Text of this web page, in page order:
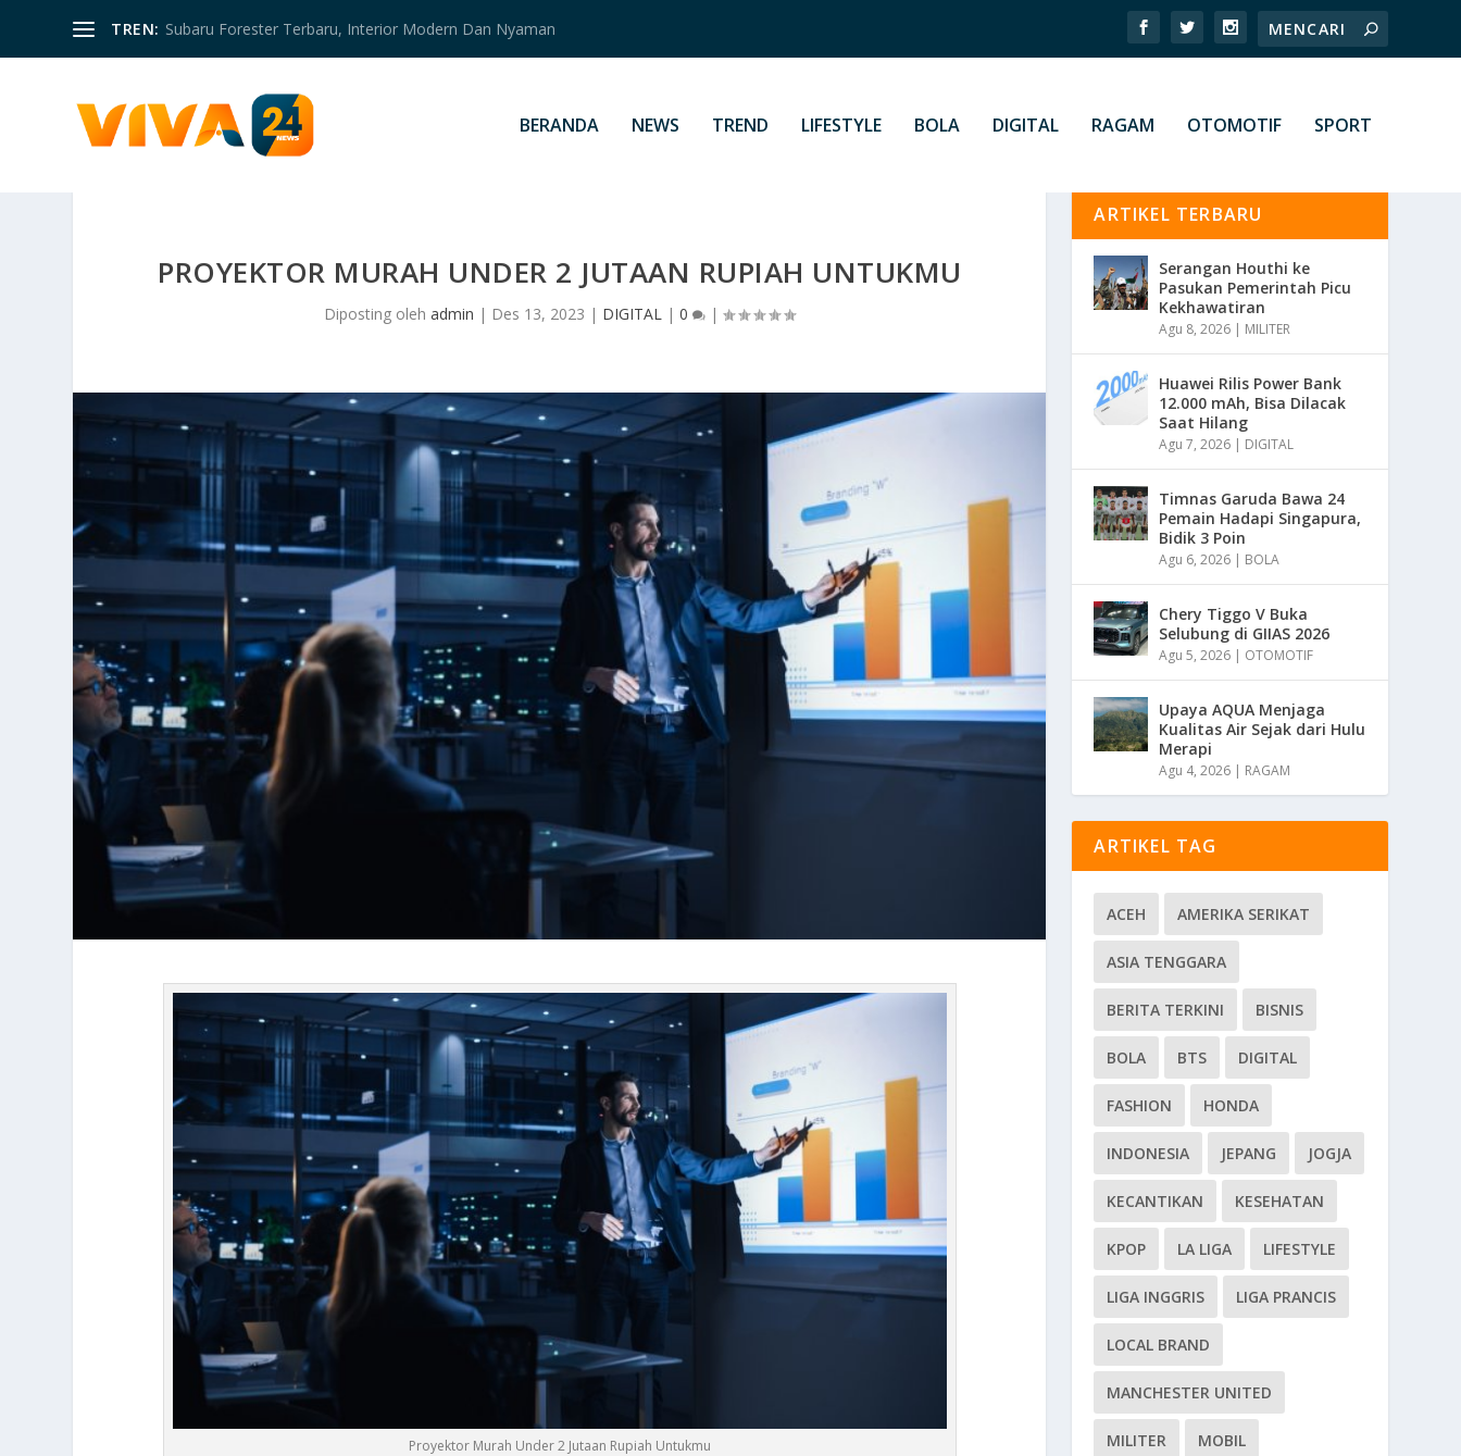
TREN: Subaru Forester Terbaru, Interior Modern Dan Nyaman
BERANDA NEWS TREND LIFESTYLE BOLA DIGITAL RAGAM OTOMOTIF SPORT
PROYEKTOR MURAH UNDER 2 JUTAAN RUPIAH UNTUKMU
Diposting olehadmin | Des 13, 2023 | DIGITAL |0 |
Proyektor Murah Under 2 Jutaan Rupiah Untukmu
ARTIKEL TERBARU
Serangan Houthi ke
Pasukan Pemerintah Picu
Kekhawatiran
Agu 8, 2026 | MILITER
Huawei Rilis Power Bank
12.000 mAh, Bisa Dilacak
Saat Hilang
Agu 7, 2026 | DIGITAL
Timnas Garuda Bawa 24
Pemain Hadapi Singapura,
Bidik 3 Poin
Agu 6, 2026 | BOLA
Chery Tiggo V Buka
Selubung di GIIAS 2026
Agu 5, 2026 | OTOMOTIF
Upaya AQUA Menjaga
Kualitas Air Sejak dari Hulu
Merapi
Agu 4, 2026 | RAGAM
ARTIKEL TAG
ACEH AMERIKA SERIKAT
ASIA TENGGARA
BERITA TERKINI BISNIS
BOLA BTS DIGITAL
FASHION HONDA
INDONESIA JEPANG JOGJA
KECANTIKAN KESEHATAN
KPOP LA LIGA LIFESTYLE
LIGA INGGRIS LIGA PRANCIS
LOCAL BRAND
MANCHESTER UNITED
MILITER MOBIL